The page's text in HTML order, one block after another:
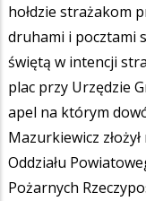
hołdzie strażakom
druhami i pocztami
świętą w intencji
plac przy Urzędzie
apel na którym
Mazurkiewicz
Oddziału
Pożarnych